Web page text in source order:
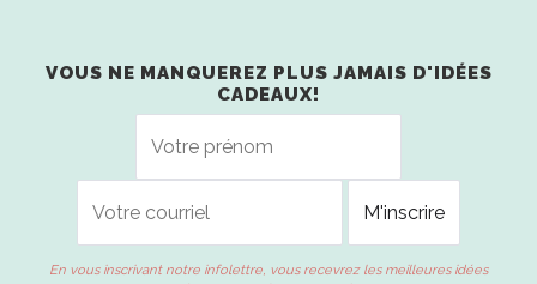
VOUS NE MANQUEREZ PLUS JAMAIS D'IDÉES
CADEAUX!
En vous inscrivant notre infolettre, vous recevrez les meilleures idées